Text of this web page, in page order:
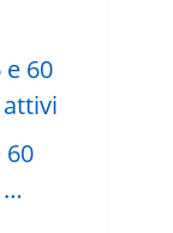
60
…